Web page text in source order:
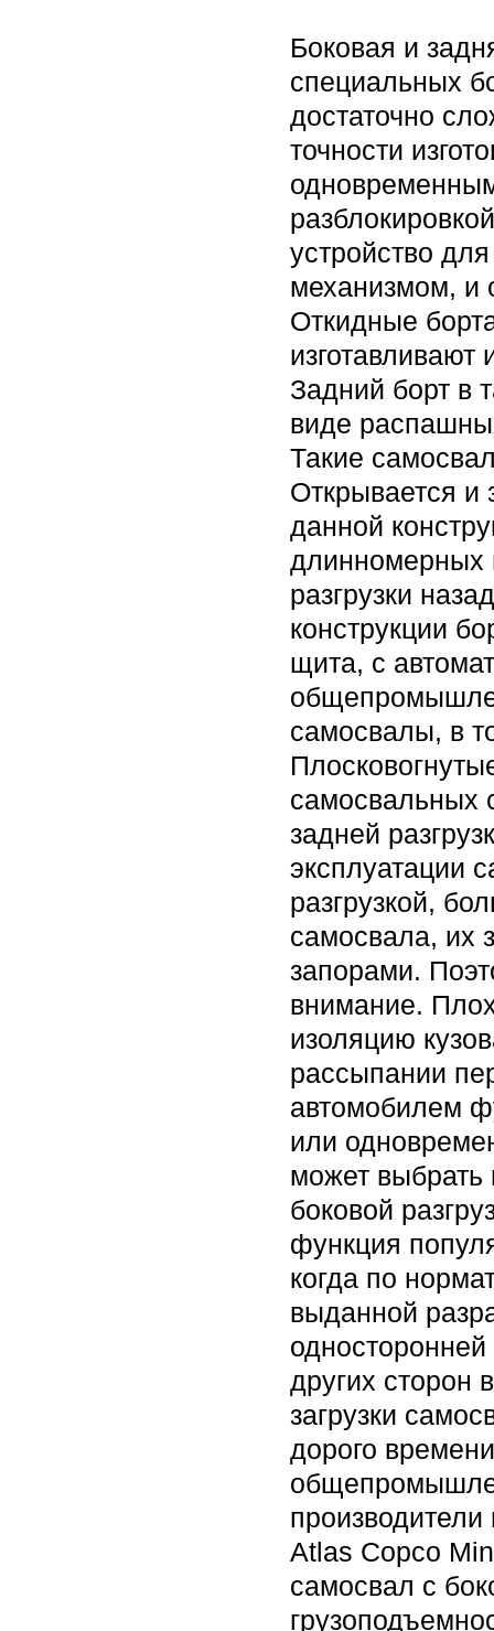
Боковая и
специальных
достаточно
точности
устройство
механизмом, и
Откидные
изготавливают
Задний борт в
виде
Такие
Открывается и
данной
длинномерных
разгрузки
конструкции
щита, с
самосвалы, в
самосвальных
задней
эксплуатации
разгрузкой,
самосвала, их
запорами.
внимание.
изоляцию
рассыпании
автомобилем
или
может выбрать
боковой
функция
когда по
выданной
односторонней
других сторон
загрузки
дорого
Atlas Copco
самосвал с